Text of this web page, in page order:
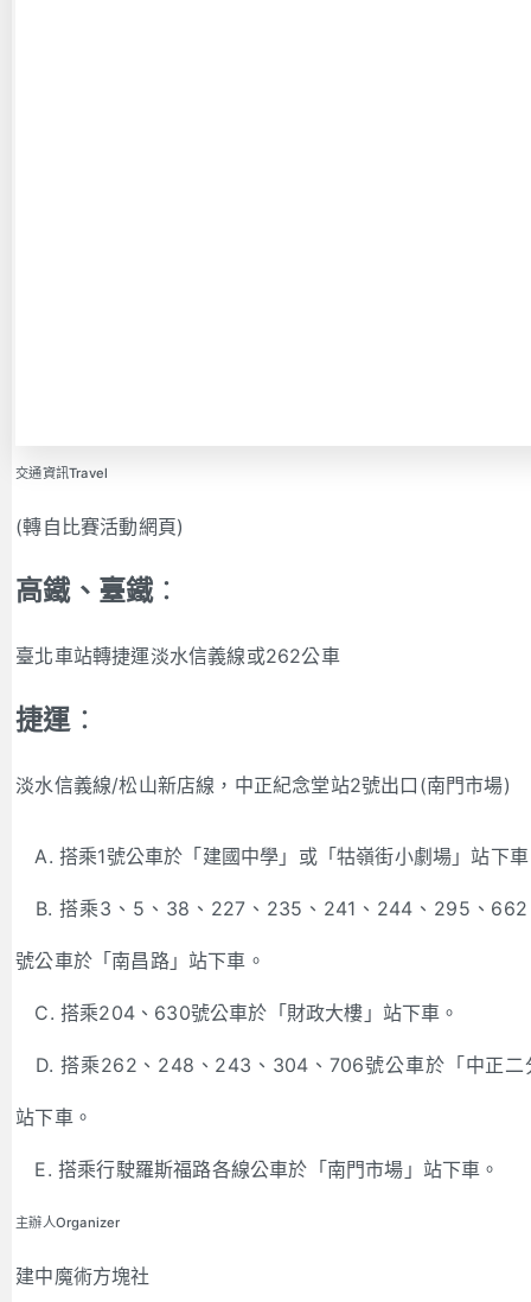
交通資訊Travel
(轉自比賽活動網頁)
高鐵、臺鐵：
臺北車站轉捷運淡水信義線或262公車
捷運：
淡水信義線/松山新店線，中正紀念堂站2號出口(南門市場)
A. 搭乘1號公車於「建國中學」或「牯嶺街小劇場」站下
B. 搭乘3、5、38、227、235、241、244、295、
號公車於「南昌路」站下車。
C. 搭乘204、630號公車於「財政大樓」站下車。
D. 搭乘262、248、243、304、706號公車於「中正二
站下車。
E. 搭乘行駛羅斯福路各線公車於「南門市場」站下車。
主辦人Organizer
建中魔術方塊社